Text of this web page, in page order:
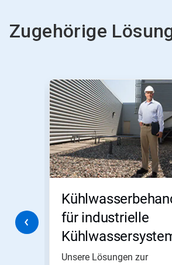
Zugehörige
Dies
ist
ein
Karussell.
Nutzen
Sie
die
Schaltflächen
Weiter
und
navigieren,
für industrielle
Unsere Lösungen zur